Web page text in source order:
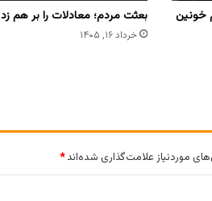
خونین
بعثت مردم؛ معادلات را بر هم زد
خرداد ۱۶, ۱۴۰۵
موردنیاز علامت‌گذاری شده‌اند*